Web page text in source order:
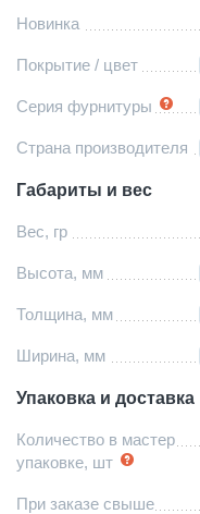
Новинка
Покрытие / цвет
Серия фурнитуры
Страна производителя
Габариты и вес
Вес, гр
Высота, мм
Толщина, мм
Ширина, мм
Упаковка и доставка
Количество в мастер
упаковке, шт
При заказе свыше